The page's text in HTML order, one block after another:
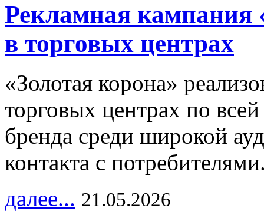
Рекламная кампания
в торговых центрах
«Золотая корона»
торговых центрах по
бренда среди широкой
контакта с
далее... 21.05.2026